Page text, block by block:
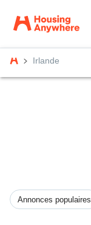
Irlande
Annonces populaires